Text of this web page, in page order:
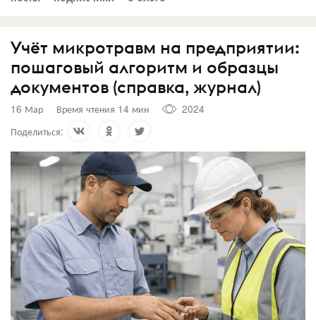
Учёт микротравм на предприятии:
пошаговый алгоритм и образцы
документов (справка, журнал)
16 Мар Время чтения 14 мин
2024
Поделиться: